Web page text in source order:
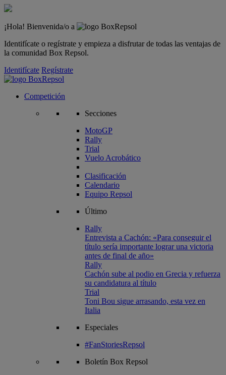
¡Hola! Bienvenida/o a
Identifícate o regístrate y empieza a disfrutar de todas las ventajas de
la comunidad Box Repsol.
Identifícate Regístrate
Competición
Secciones
MotoGP
Rally
Trial
Vuelo Acrobático
Clasificación
Calendario
Equipo Repsol
Último
Rally
Entrevista a Cachón: «Para conseguir el
título sería importante lograr una victoria
antes de final de año»
Rally
Cachón sube al podio en Grecia y refuerza
su candidatura al título
Trial
Toni Bou sigue arrasando, esta vez en
Italia
Especiales
#FanStoriesRepsol
Boletín Box Repsol